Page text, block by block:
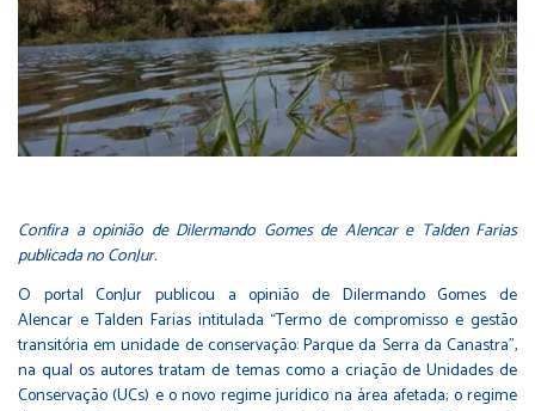
Confira a opinião de Dilermando Gomes de Alencar e Talden Farias
publicada no ConJur.
O portal ConJur publicou a opinião de Dilermando Gomes de
Alencar e Talden Farias intitulada “Termo de compromisso e gestão
transitória em unidade de conservação: Parque da Serra da Canastra”,
na qual os autores tratam de temas como a criação de Unidades de
Conservação (UCs) e o novo regime jurídico na área afetada; o regime